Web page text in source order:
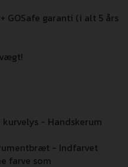
garanti (i alt 5 års
- Handskerum
- Indfarvet
farve som